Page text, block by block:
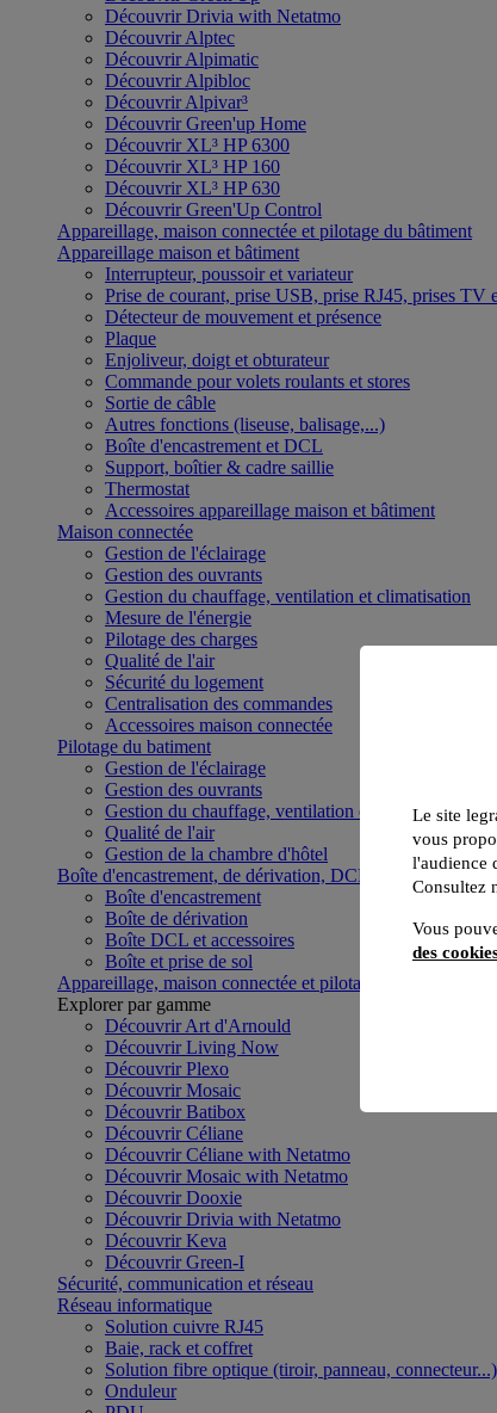
Découvrir Drivia with Netatmo
Découvrir Alptec
Découvrir Alpimatic
Découvrir Alpibloc
Découvrir Alpivar³
Découvrir Green'up Home
Découvrir XL³ HP 6300
Découvrir XL³ HP 160
Découvrir XL³ HP 630
Découvrir Green'Up Control
Appareillage, maison connectée et pilotage du bâtiment
Appareillage maison et bâtiment
Interrupteur, poussoir et variateur
Prise de courant, prise USB, prise RJ45, prises TV
Détecteur de mouvement et présence
Plaque
Enjoliveur, doigt et obturateur
Commande pour volets roulants et stores
Sortie de câble
Autres fonctions (liseuse, balisage,...)
Boîte d'encastrement et DCL
Support, boîtier & cadre saillie
Thermostat
Accessoires appareillage maison et bâtiment
Maison connectée
Gestion de l'éclairage
Gestion des ouvrants
Gestion du chauffage, ventilation et climatisation
Mesure de l'énergie
Pilotage des charges
Qualité de l'air
Sécurité du logement
Centralisation des commandes
Accessoires maison connectée
Pilotage du batiment
Gestion de l'éclairage
Gestion des ouvrants
Gestion du chauffage, ventilation et climatisation
Qualité de l'air
Gestion de la chambre d'hôtel
Boîte d'encastrement, de dérivation, DCL et boîte de sol
Boîte d'encastrement
Boîte de dérivation
Boîte DCL et accessoires
Boîte et prise de sol
Appareillage, maison connectée et pilotage du bâtiment
Explorer par gamme
Découvrir Art d'Arnould
Découvrir Living Now
Découvrir Plexo
Découvrir Mosaic
Découvrir Batibox
Découvrir Céliane
Découvrir Céliane with Netatmo
Découvrir Mosaic with Netatmo
Découvrir Dooxie
Découvrir Drivia with Netatmo
Découvrir Keva
Découvrir Green-I
Sécurité, communication et réseau
Réseau informatique
Solution cuivre RJ45
Baie, rack et coffret
Solution fibre optique (tiroir, panneau, connecteur...)
Onduleur
Le site
vous
l'audience
Consultez
Vous
des